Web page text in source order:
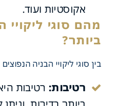
אקוסטיות ועוד.
בין סוגי ליקויי הבניה
רטיבות: רטיבות